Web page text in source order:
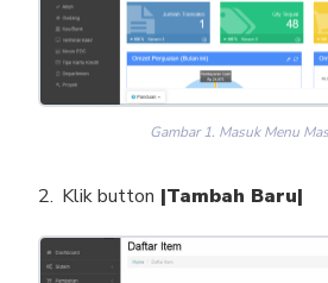
Gambar 1. Masuk Menu
Klik button |Tambah Baru|